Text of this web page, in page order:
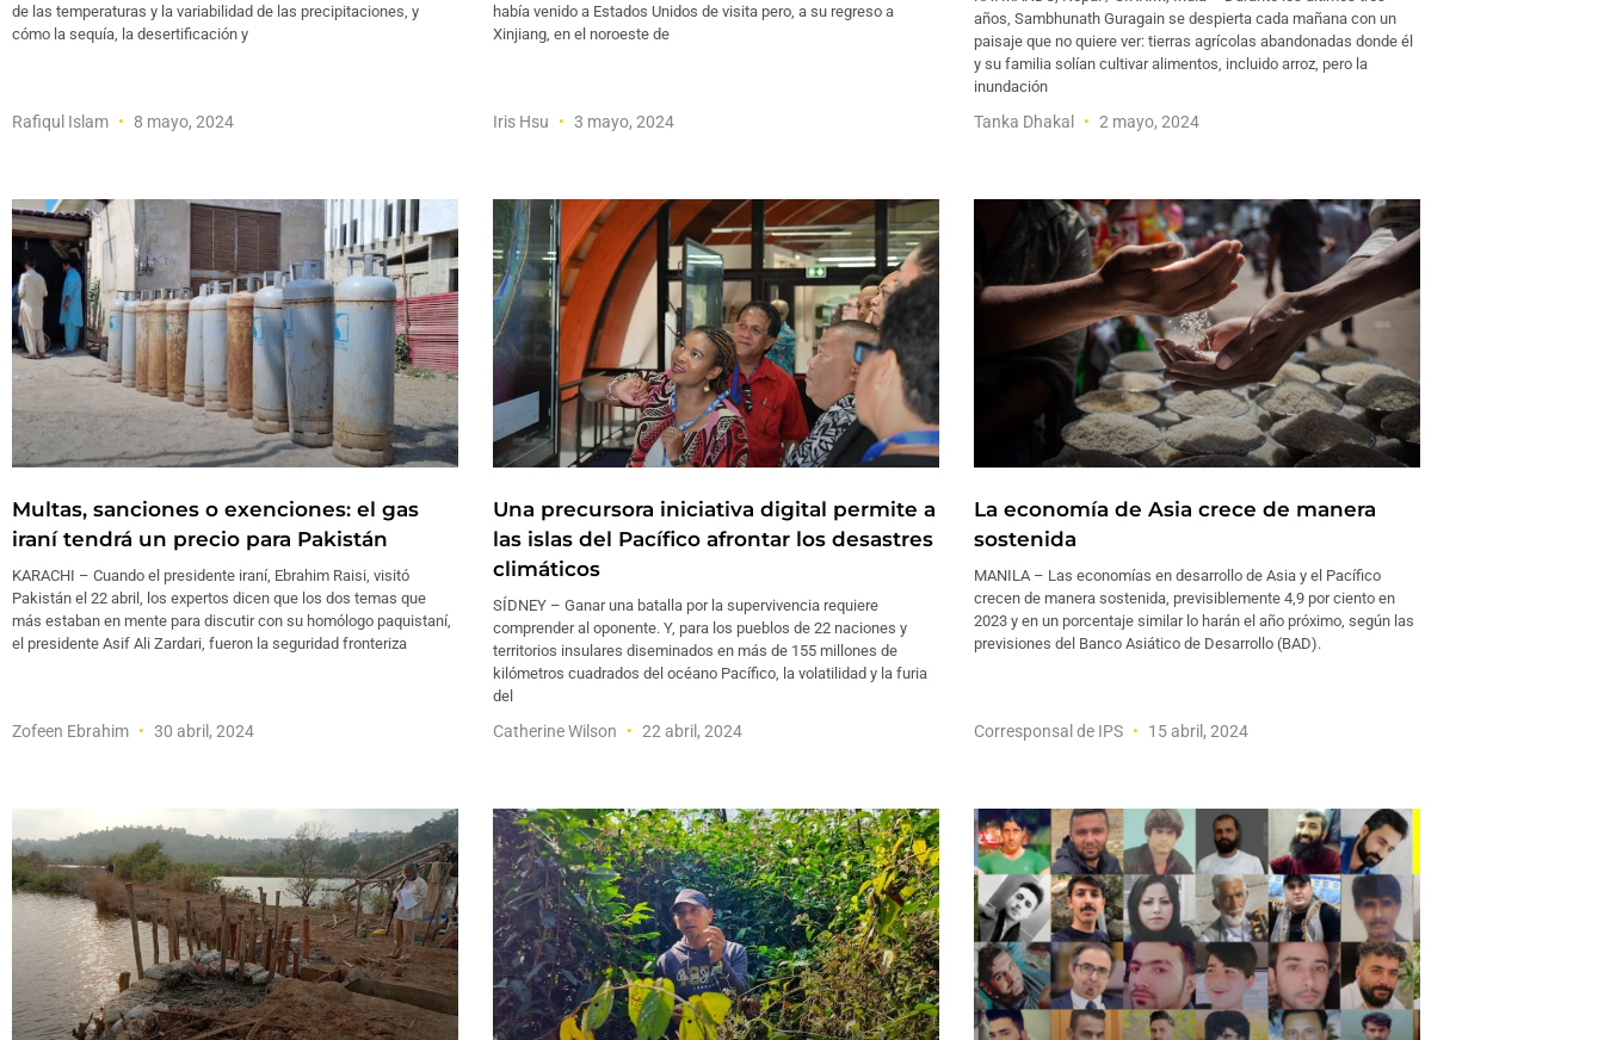
de las temperaturas y la variabilidad de las precipitaciones, y
cómo la sequía, la desertificación y
Rafiqul Islam 8 mayo, 2024
había venido a Estados Unidos de visita pero, a su regreso a
Xinjiang, en el noroeste de
Iris Hsu 3 mayo, 2024
años, Sambhunath Guragain se despierta cada mañana con un
paisaje que no quiere ver: tierras agrícolas abandonadas donde él
y su familia solían cultivar alimentos, incluido arroz, pero la
inundación
Tanka Dhakal 2 mayo, 2024
Multas, sanciones o exenciones: el gas
iraní tendrá un precio para Pakistán
KARACHI – Cuando el presidente iraní, Ebrahim Raisi, visitó
Pakistán el 22 abril, los expertos dicen que los dos temas que
más estaban en mente para discutir con su homólogo paquistaní,
el presidente Asif Ali Zardari, fueron la seguridad fronteriza
Zofeen Ebrahim 30 abril, 2024
Una precursora iniciativa digital permite a
las islas del Pacífico afrontar los desastres
climáticos
SÍDNEY – Ganar una batalla por la supervivencia requiere
comprender al oponente. Y, para los pueblos de 22 naciones y
territorios insulares diseminados en más de 155 millones de
kilómetros cuadrados del océano Pacífico, la volatilidad y la furia
del
Catherine Wilson 22 abril, 2024
La economía de Asia crece de manera
sostenida
MANILA – Las economías en desarrollo de Asia y el Pacífico
crecen de manera sostenida, previsiblemente 4,9 por ciento en
2023 y en un porcentaje similar lo harán el año próximo, según las
previsiones del Banco Asiático de Desarrollo (BAD).
Corresponsal de IPS 15 abril, 2024